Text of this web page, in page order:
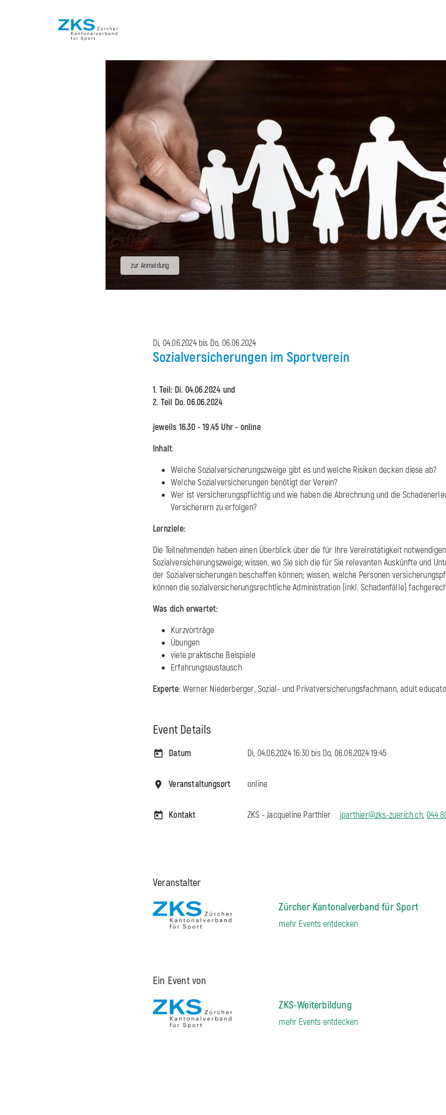
zur Anmeldung
Di, 04.06.2024 bis Do, 06.06.2024
Sozialversicherungen im Sportverein
1. Teil: Di. 04.06.2024 und
2. Teil Do. 06.06.2024
jeweils 16.30 - 19.45 Uhr - online
Inhalt:
Welche Sozialversicherungszweige gibt es und welche Risiken decken diese ab?
Welche Sozialversicherungen benötigt der Verein?
Wer ist versicherungspflichtig und wie haben die Abrechnung und die
Versicherern zu erfolgen?
Lernziele:
Die Teilnehmenden haben einen Überblick über die für Ihre Vereinstätigkeit notwendigen
Sozialversicherungszweige; wissen, wo Sie sich die für Sie relevanten Auskünfte und
der Sozialversicherungen beschaffen können; wissen, welche Personen
können die sozialversicherungsrechtliche Administration (inkl. Schadenfälle)
Was dich erwartet:
Kurzvorträge
Übungen
viele praktische Beispiele
Erfahrungsaustausch
Experte: Werner Niederberger, Sozial- und Privatversicherungsfachmann, adult
Event Details
Datum Di, 04.06.2024 16:30 bis Do, 06.06.2024 19:45
Veranstaltungsort online
Kontakt ZKS - Jacqueline Parthier jparthier@zks-zuerich.ch, 044
Veranstalter
Zürcher Kantonalverband für Sport
mehr Events entdecken
Ein Event von
ZKS-Weiterbildung
mehr Events entdecken